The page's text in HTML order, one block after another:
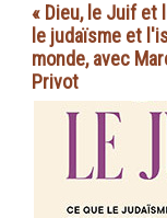
« Dieu, le Juif et
le judaïsme et
monde, avec
Privot